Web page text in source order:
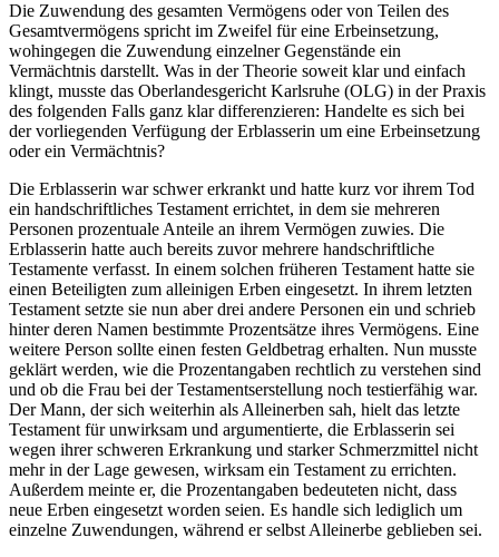
Die Zuwendung des gesamten Vermögens oder von Teilen des
Gesamtvermögens spricht im Zweifel für eine Erbeinsetzung,
wohingegen die Zuwendung einzelner Gegenstände ein
Vermächtnis darstellt. Was in der Theorie soweit klar und einfach
klingt, musste das Oberlandesgericht Karlsruhe (OLG) in der Praxis
des folgenden Falls ganz klar differenzieren: Handelte es sich bei
der vorliegenden Verfügung der Erblasserin um eine Erbeinsetzung
oder ein Vermächtnis?
Die Erblasserin war schwer erkrankt und hatte kurz vor ihrem Tod
ein handschriftliches Testament errichtet, in dem sie mehreren
Personen prozentuale Anteile an ihrem Vermögen zuwies. Die
Erblasserin hatte auch bereits zuvor mehrere handschriftliche
Testamente verfasst. In einem solchen früheren Testament hatte sie
einen Beteiligten zum alleinigen Erben eingesetzt. In ihrem letzten
Testament setzte sie nun aber drei andere Personen ein und schrieb
hinter deren Namen bestimmte Prozentsätze ihres Vermögens. Eine
weitere Person sollte einen festen Geldbetrag erhalten. Nun musste
geklärt werden, wie die Prozentangaben rechtlich zu verstehen sind
und ob die Frau bei der Testamentserstellung noch testierfähig war.
Der Mann, der sich weiterhin als Alleinerben sah, hielt das letzte
Testament für unwirksam und argumentierte, die Erblasserin sei
wegen ihrer schweren Erkrankung und starker Schmerzmittel nicht
mehr in der Lage gewesen, wirksam ein Testament zu errichten.
Außerdem meinte er, die Prozentangaben bedeuteten nicht, dass
neue Erben eingesetzt worden seien. Es handle sich lediglich um
einzelne Zuwendungen, während er selbst Alleinerbe geblieben sei.